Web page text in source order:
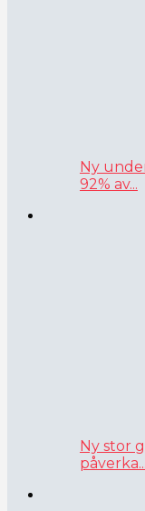
Ny
92% av...
Ny stor
påverka...